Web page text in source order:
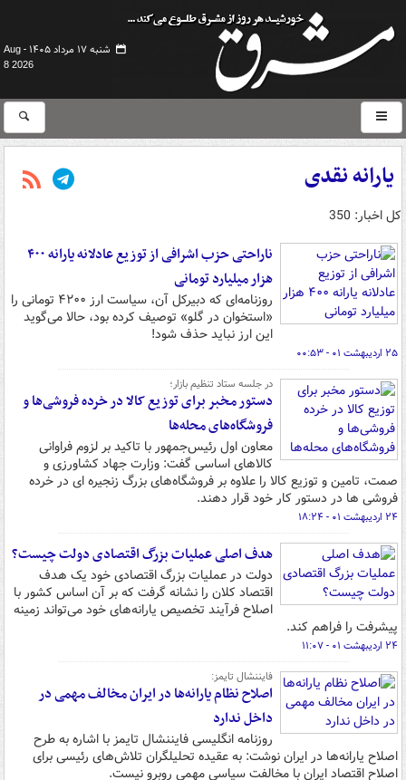
شنبه ۱۷ مرداد ۱۴۰۵ -
Aug
8 2026
یارانه نقدی
کل اخبار: 350
ناراحتی حزب اشرافی از توزیع عادلانه یارانه ۴۰۰
هزار میلیارد تومانی
روزنامه‌ای که دبیرکل آن، سیاست ارز ۴۲۰۰ تومانی را
«استخوان در گلو» توصیف کرده بود، حالا می‌گوید
این ارز نباید حذف شود!
۲۵ اردیبهشت ۰۱ - ۰۰:۵۳
در جلسه ستاد تنظیم بازار؛
دستور مخبر برای توزیع کالا در خرده فروشی‌ها و
فروشگاه‌های محله‌ها
معاون اول رئیس‌جمهور با تاکید بر لزوم فراوانی
کالاهای اساسی گفت: وزارت جهاد کشاورزی و
صمت، تامین و توزیع کالا را علاوه بر فروشگاه‌های بزرگ زنجیره ای در خرده
فروشی ها در دستور کار خود قرار دهند.
۲۴ اردیبهشت ۰۱ - ۱۸:۲۴
هدف اصلی عملیات بزرگ اقتصادی دولت چیست؟
دولت در عملیات بزرگ اقتصادی خود یک هدف
اقتصاد کلان را نشانه گرفت که بر آن اساس کشور با
اصلاح فرآیند تخصیص یارانه‌های خود می‌تواند زمینه
پیشرفت را فراهم کند.
۲۴ اردیبهشت ۰۱ - ۱۱:۰۷
فایننشال تایمز:
اصلاح نظام یارانه‌ها در ایران مخالف مهمی در
داخل ندارد
روزنامه انگلیسی فایننشال تایمز با اشاره به طرح
اصلاح یارانه‌ها در ایران نوشت: به عقیده تحلیلگران تلاش‌های رئیسی برای
اصلاح اقتصاد ایران با مخالفت سیاسی مهمی روبرو نیست.